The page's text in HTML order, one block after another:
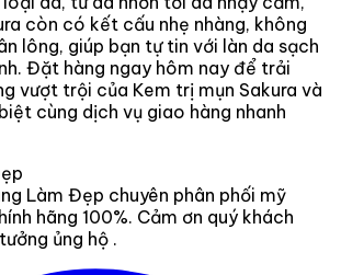
còn có kết cấu nhẹ nhàng, không
lông, giúp bạn tự tin với làn da sạch
Đặt hàng ngay hôm nay để trải
vượt trội của Kem trị mụn Sakura và
cùng dịch vụ giao hàng nhanh
Làm Đẹp chuyên phân phối mỹ
hãng 100%. Cảm ơn quý khách
ủng hộ .